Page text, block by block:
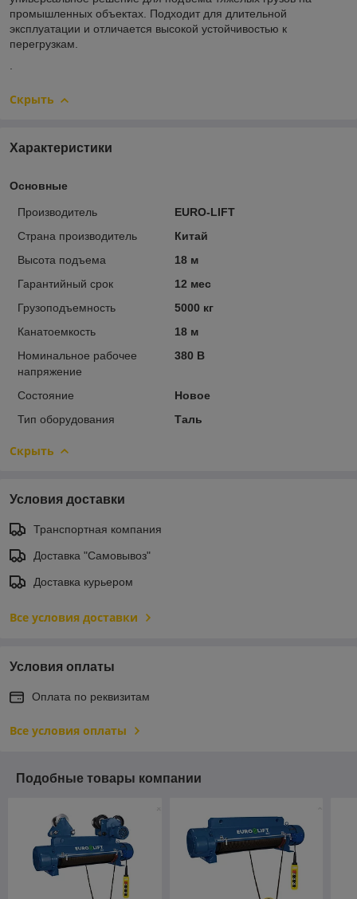
промышленных объектах. Подходит для длительной
эксплуатации и отличается высокой устойчивостью к
перегрузкам.
Скрыть
Характеристики
Основные
Производитель
EURO-LIFT
Страна производитель
Китай
Высота подъема
18 м
Гарантийный срок
12 мес
Грузоподъемность
5000 кг
Канатоемкость
18 м
Номинальное рабочее
напряжение
380 В
Состояние
Новое
Тип оборудования
Таль
Скрыть
Условия доставки
Транспортная компания
Доставка "Самовывоз"
Доставка курьером
Все условия доставки
Условия оплаты
Оплата по реквизитам
Все условия оплаты
Подобные товары компании